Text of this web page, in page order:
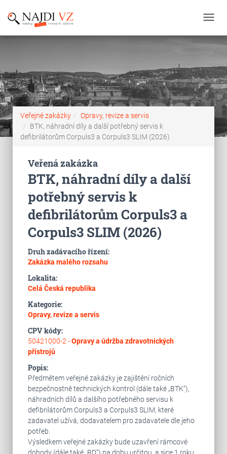
Veřejné zakázky
Opravy, revize a servis
BTK, náhradní díly a další potřebný servis k
defibrilátorům Corpuls3 a Corpuls3 SLIM (2026)
Veřená zakázka
BTK, náhradní díly a další
potřebný servis k
defibrilátorům Corpuls3 a
Corpuls3 SLIM (2026)
Druh zadávacího řízení:
Zakázka malého rozsahu
Lokalita:
Celá Česká republika
Kategorie:
Opravy, revize a servis
CPV kódy:
50421000-2 -Opravy a údržba zdravotnických
přístrojů
Popis:
Předmětem veřejné zakázky je zajištění ročních
bezpečnostně technických kontrol (dále také „BTK“),
náhradních dílů a dalšího potřebného servisu k
defibrilátorům Corpuls3 a Corpuls3 SLIM, které
zadavatel užívá, dodavatelem pro zadavatele dle jeho
potřeb.
Výsledkem veřejné zakázky bude uzavření rámcové